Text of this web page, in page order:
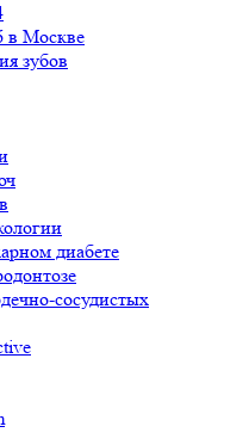
в Москве
зубов
диабете
сосудистых